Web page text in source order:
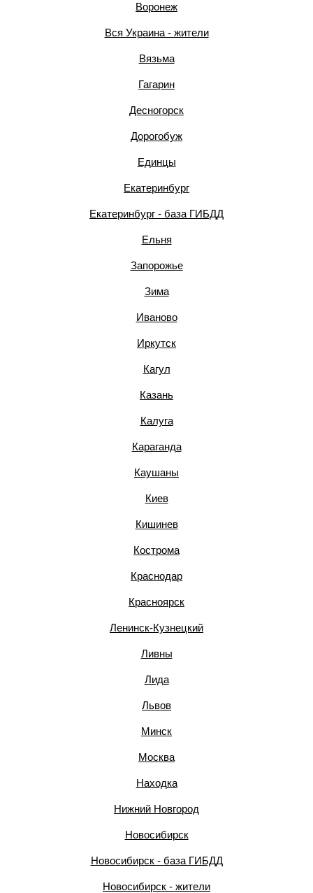
Воронеж
Вся Украина - жители
Вязьма
Гагарин
Десногорск
Дорогобуж
Единцы
Екатеринбург
Екатеринбург - база ГИБДД
Ельня
Запорожье
Зима
Иваново
Иркутск
Кагул
Казань
Калуга
Караганда
Каушаны
Киев
Кишинев
Кострома
Краснодар
Красноярск
Ленинск-Кузнецкий
Ливны
Лида
Львов
Минск
Москва
Находка
Нижний Новгород
Новосибирск
Новосибирск - база ГИБДД
Новосибирск - жители